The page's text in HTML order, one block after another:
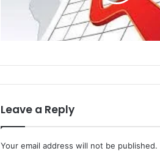
Leave a Reply
Your email address will not be published.